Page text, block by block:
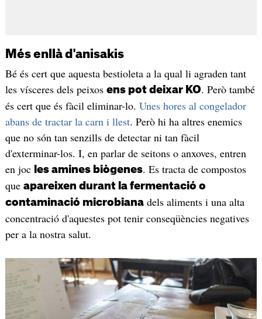
Més enllà d'anisakis
Bé és cert que aquesta bestioleta a la qual li agraden tant
les vísceres dels peixos ens pot deixar KO. Però també
és cert que és fàcil eliminar-lo. Unes hores al congelador
abans de tractar la carn i llest. Però hi ha altres enemics
que no són tan senzills de detectar ni tan fàcil
d'exterminar-los. I, en parlar de seitons o anxoves, entren
en joc les amines biògenes. Es tracta de compostos
que apareixen durant la fermentació o
contaminació microbianadels aliments i una alta
concentració d'aquestes pot tenir conseqüències negatives
per a la nostra salut.